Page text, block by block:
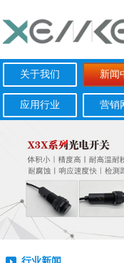
关于我们 新闻
应用行业 营销